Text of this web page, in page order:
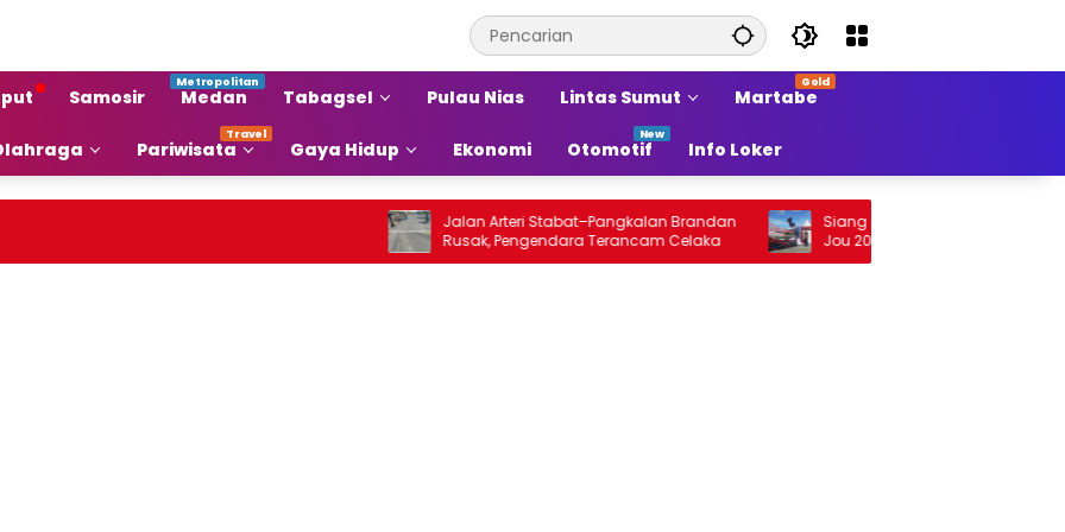
Samosir Medan Tabagsel Pulau Nias Lintas Sumut Martabe
Pariwisata Gaya Hidup Ekonomi Otomotif Info Loker
Jalan Arteri Stabat–Pangkalan Brandan
Rusak, Pengendara Terancam Celaka
Siang Ini Opening Festival Tao Toba Jou
Jou 2026 di Onan Baru Pangururan:
Malamnya Dihibur Marsada Band